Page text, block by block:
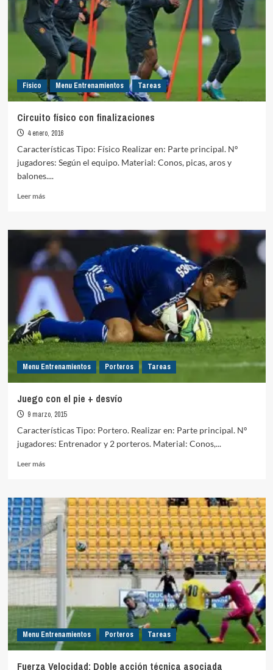
Físico Menu Entrenamientos Tareas
Circuito físico con finalizaciones
4 enero, 2016
Características Tipo: Físico Realizar en: Parte principal. Nº
jugadores: Según el equipo. Material: Conos, picas, aros y
balones....
Leer másLeer
Circuito
físico
con
finalizaciones
Menu Entrenamientos Porteros Tareas
Juego con el pie + desvío
9 marzo, 2015
Características Tipo: Portero. Realizar en: Parte principal. Nº
jugadores: Entrenador y 2 porteros. Material: Conos,...
Leer másLeer
Juego
con
el
pie
+
desvío
Menu Entrenamientos Porteros Tareas
Fuerza Velocidad: Doble acción técnica asociada